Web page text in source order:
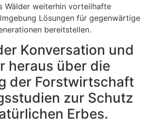
Wälder weiterhin vorteilhafte
Lösungen für gegenwärtige
bereitstellen.
Konversation und
heraus über die
der Forstwirtschaft
zur Schutz
Erbes.